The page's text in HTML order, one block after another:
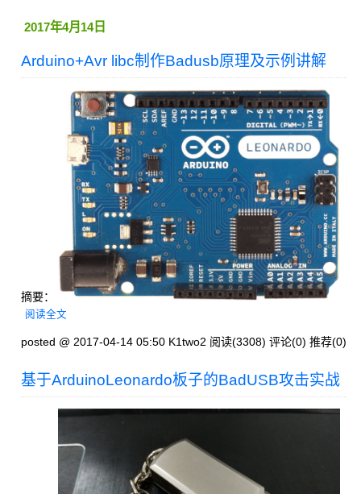
2017年4月14日
Arduino+Avr libc制作Badusb原理及示例讲解
摘要：
阅读全文
posted @ 2017-04-14 05:50 K1two2 阅读(3308) 评论(0) 推荐(0)
基于ArduinoLeonardo板子的BadUSB攻击实战